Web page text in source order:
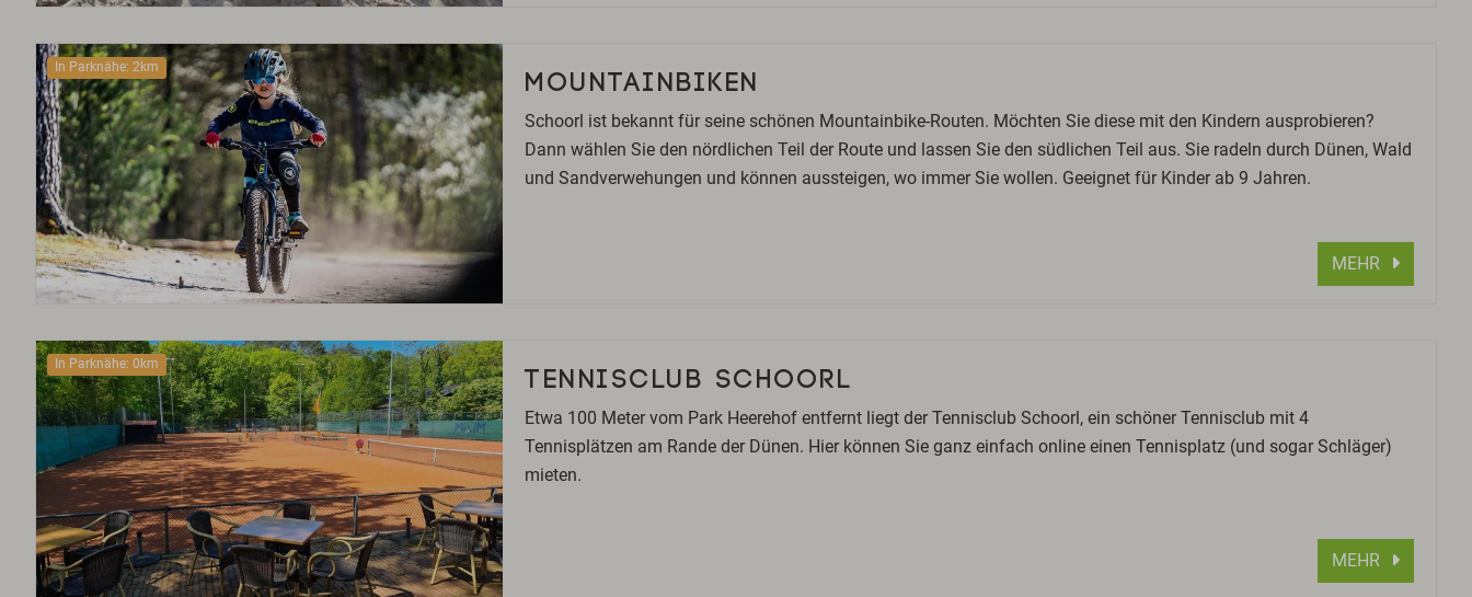
In Parknähe: 2km
MOUNTAINBIKEN
Schoorl ist bekannt für seine schönen Mountainbike-Routen. Möchten Sie diese mit den Kindern ausprobieren?
Dann wählen Sie den nördlichen Teil der Route und lassen Sie den südlichen Teil aus. Sie radeln durch Dünen, Wald
und Sandverwehungen und können aussteigen, wo immer Sie wollen. Geeignet für Kinder ab 9 Jahren.
MEHR
In Parknähe: 0km
TENNISCLUB SCHOORL
Etwa 100 Meter vom Park Heerehof entfernt liegt der Tennisclub Schoorl, ein schöner Tennisclub mit 4
Tennisplätzen am Rande der Dünen. Hier können Sie ganz einfach online einen Tennisplatz (und sogar Schläger)
mieten.
MEHR